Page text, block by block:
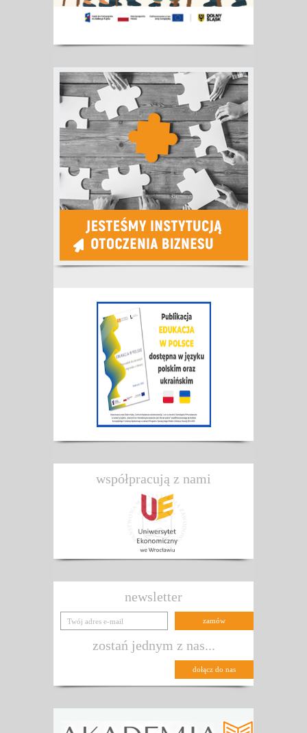
współpracują z nami
newsletter
zostań jednym z nas...